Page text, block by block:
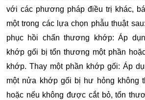
với các phương pháp điều trị khác,
một trong các lựa chọn phẫu thuật
phục hồi chấn thương khớp: Áp
khớp gối bị tổn thương một phần
khớp. Thay một phần khớp gối: Áp
một nửa khớp gối bị hư hỏng không
hoặc nếu không được cắt bỏ, tổn